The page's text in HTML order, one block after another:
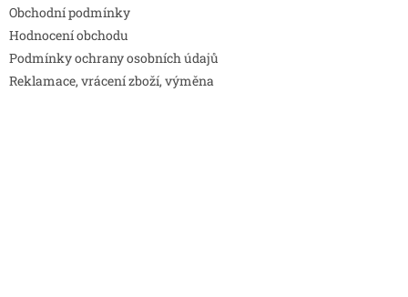
Obchodní podmínky
Hodnocení obchodu
Podmínky ochrany osobních údajů
Reklamace, vrácení zboží, výměna